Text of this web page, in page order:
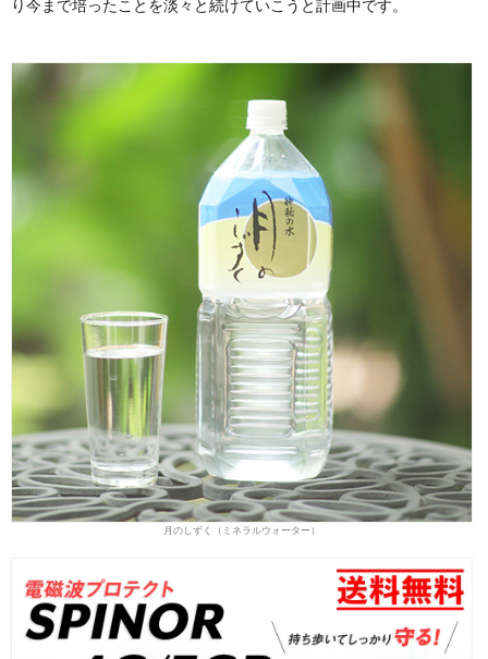
り今まで培ったことを淡々と続けていこうと計画中です。
月のしずく（ミネラルウォーター）